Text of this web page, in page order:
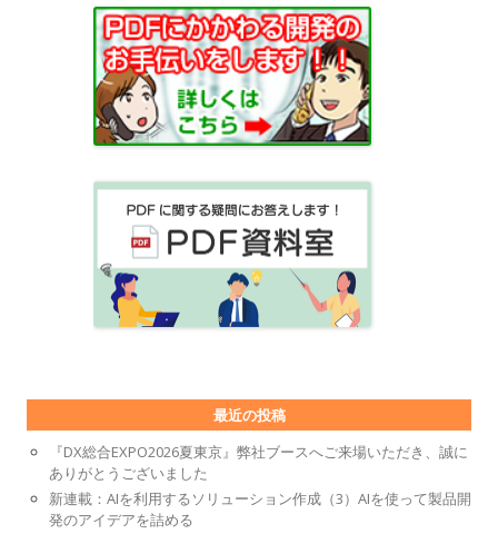
最近の投稿
『DX総合EXPO2026夏東京』弊社ブースへご来場いただき、誠に
ありがとうございました
新連載：AIを利用するソリューション作成（3）AIを使って製品開
発のアイデアを詰める